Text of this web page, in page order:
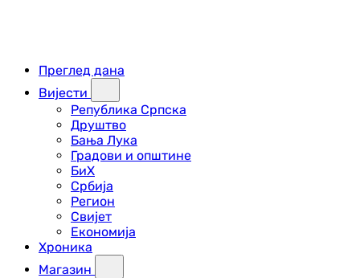
Преглед дана
Вијести
Република Српска
Друштво
Бања Лука
Градови и општине
БиХ
Србија
Регион
Свијет
Економија
Хроника
Магазин